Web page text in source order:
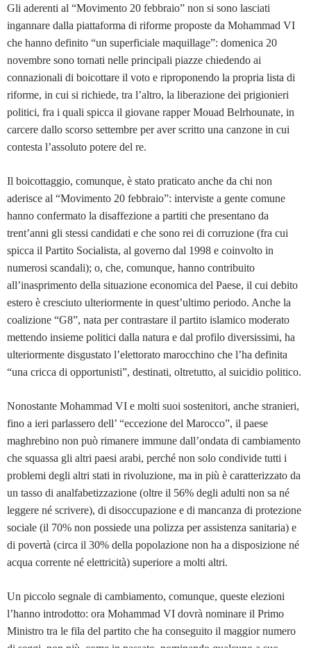
Gli aderenti al “Movimento 20 febbraio” non si sono lasciati
ingannare dalla piattaforma di riforme proposte da Mohammad VI
che hanno definito “un superficiale maquillage”: domenica 20
novembre sono tornati nelle principali piazze chiedendo ai
connazionali di boicottare il voto e riproponendo la propria lista di
riforme, in cui si richiede, tra l’altro, la liberazione dei prigionieri
politici, fra i quali spicca il giovane rapper Mouad Belrhounate, in
carcere dallo scorso settembre per aver scritto una canzone in cui
contesta l’assoluto potere del re.
Il boicottaggio, comunque, è stato praticato anche da chi non
aderisce al “Movimento 20 febbraio”: interviste a gente comune
hanno confermato la disaffezione a partiti che presentano da
trent’anni gli stessi candidati e che sono rei di corruzione (fra cui
spicca il Partito Socialista, al governo dal 1998 e coinvolto in
numerosi scandali); o, che, comunque, hanno contribuito
all’inasprimento della situazione economica del Paese, il cui debito
estero è cresciuto ulteriormente in quest’ultimo periodo. Anche la
coalizione “G8”, nata per contrastare il partito islamico moderato
mettendo insieme politici dalla natura e dal profilo diversissimi, ha
ulteriormente disgustato l’elettorato marocchino che l’ha definita
“una cricca di opportunisti”, destinati, oltretutto, al suicidio politico.
Nonostante Mohammad VI e molti suoi sostenitori, anche stranieri,
fino a ieri parlassero dell’ “eccezione del Marocco”, il paese
maghrebino non può rimanere immune dall’ondata di cambiamento
che squassa gli altri paesi arabi, perché non solo condivide tutti i
problemi degli altri stati in rivoluzione, ma in più è caratterizzato da
un tasso di analfabetizzazione (oltre il 56% degli adulti non sa né
leggere né scrivere), di disoccupazione e di mancanza di protezione
sociale (il 70% non possiede una polizza per assistenza sanitaria) e
di povertà (circa il 30% della popolazione non ha a disposizione né
acqua corrente né elettricità) superiore a molti altri.
Un piccolo segnale di cambiamento, comunque, queste elezioni
l’hanno introdotto: ora Mohammad VI dovrà nominare il Primo
Ministro tra le fila del partito che ha conseguito il maggior numero